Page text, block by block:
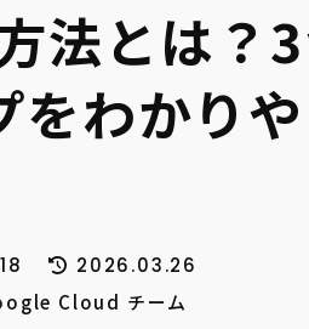
法とは？
をわかり
2026.03.26
Cloud チーム